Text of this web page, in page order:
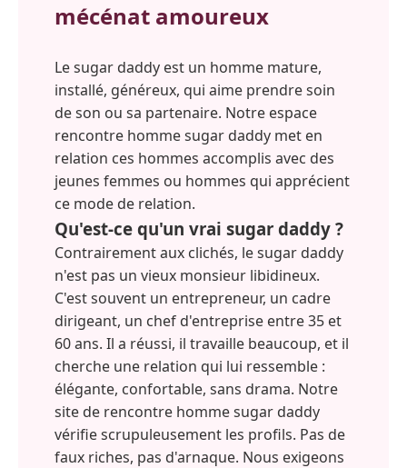
mécénat amoureux
Le sugar daddy est un homme mature,
installé, généreux, qui aime prendre soin
de son ou sa partenaire. Notre espace
rencontre homme sugar daddy met en
relation ces hommes accomplis avec des
jeunes femmes ou hommes qui apprécient
ce mode de relation.
Qu'est-ce qu'un vrai sugar daddy ?
Contrairement aux clichés, le sugar daddy
n'est pas un vieux monsieur libidineux.
C'est souvent un entrepreneur, un cadre
dirigeant, un chef d'entreprise entre 35 et
60 ans. Il a réussi, il travaille beaucoup, et il
cherche une relation qui lui ressemble :
élégante, confortable, sans drama. Notre
site de rencontre homme sugar daddy
vérifie scrupuleusement les profils. Pas de
faux riches, pas d'arnaque. Nous exigeons